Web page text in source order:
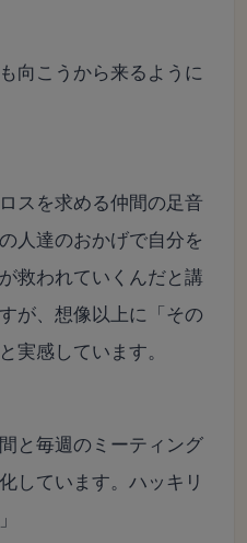
向こうから来るように
スを求める仲間の足音
人達のおかげで自分を
救われていくんだと講
が、想像以上に「その
実感しています。
と毎週のミーティング
しています。ハッキリ